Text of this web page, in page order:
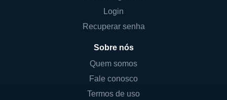
A presença da empresa nos Estados Unidos
tornam uma alternativa viável para
investidores que desejam diversificar seu
portfólio com ativos de crédito que podem
oferecer retornos satisfatórios.
Login
Recuperar senha
Sobre nós
Quem somos
Fale conosco
Termos de uso